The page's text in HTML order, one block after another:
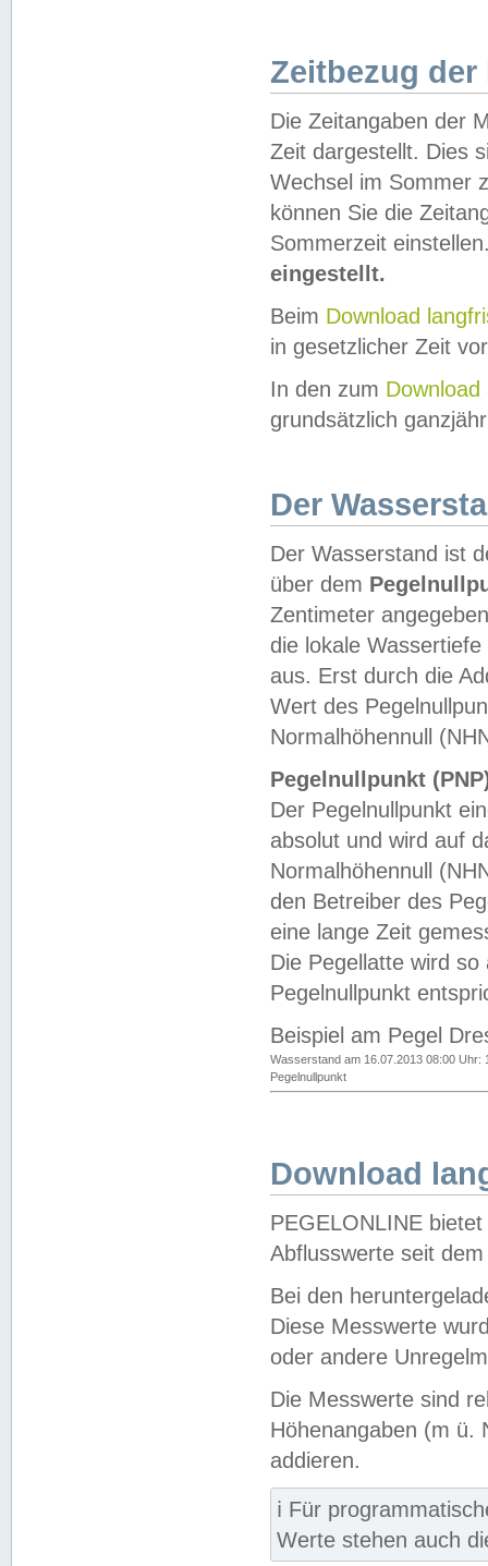
Zeitbezug der
Die Zeitangaben der
Zeit dargestellt. Dies
Wechsel im Sommer
können Sie die
Sommerzeit
eingestellt.
Beim Download
in gesetzlicher Zeit
In den zum Download
grundsätzlich
Der
Der Wasserstand ist
über dem
Zentimeter
die lokale
aus. Erst durch die
Wert des
Normalhöhennull
Pegelnullpunkt
Der Pegelnullpunkt
absolut und wird auf
Normalhöhennull
den Betreiber des
eine lange Zeit
Die Pegellatte wird
Pegelnullpunkt
Beispiel am Pegel
Wasserstand am 16.07.2013 08:00 Uhr:
Pegelnullpunkt
Download
PEGELONLINE
Abflusswerte seit
Bei den
Diese Messwerte
oder andere
Die Messwerte sind
Höhenangaben (m ü.
addieren.
ℹ️ Für
Werte stehen auch